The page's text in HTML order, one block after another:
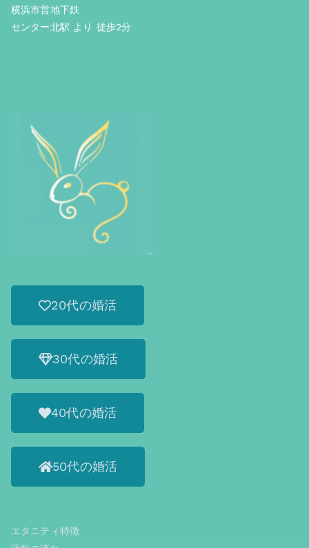
横浜市営地下鉄
センター北駅 より 徒歩2分
20代の婚活
30代の婚活
40代の婚活
50代の婚活
エタニティ特徴